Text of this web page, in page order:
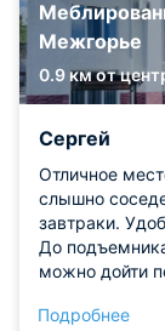
Межгорье
0.9 км от
Сергей
Отличное
слышно
завтраки.
До
можно дойти
Подробнее